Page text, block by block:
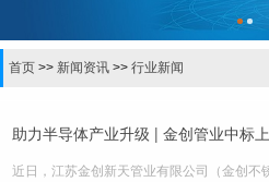
首页 >> 新闻资讯 >> 行业新闻
助力半导体产业升级 | 金创管业中标
近日，江苏金创新天管业有限公司（金创不